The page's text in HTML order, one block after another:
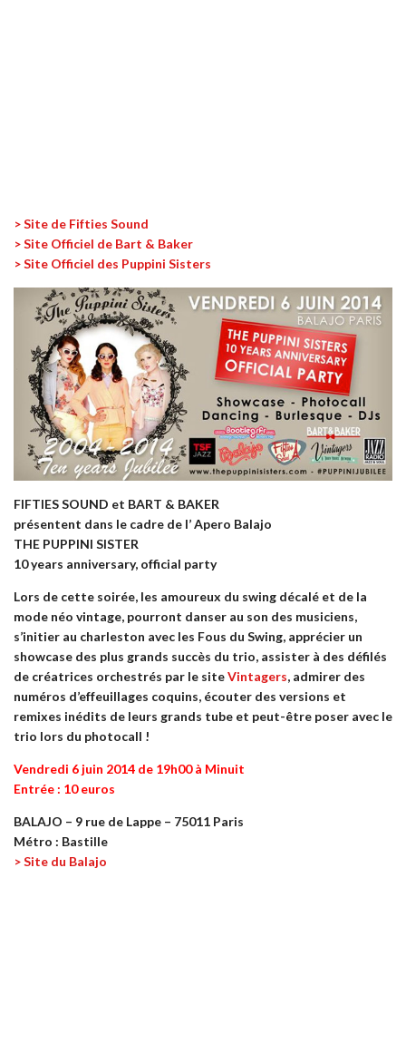
> Site de Fifties Sound
> Site Officiel de Bart & Baker
> Site Officiel des Puppini Sisters
FIFTIES SOUND et BART & BAKER
présentent dans le cadre de l’ Apero Balajo
THE PUPPINI SISTER
10 years anniversary, official party
Lors de cette soirée, les amoureux du swing décalé et de la
mode néo vintage, pourront danser au son des musiciens,
s’initier au charleston avec les Fous du Swing, apprécier un
showcase des plus grands succès du trio, assister à des défilés
de créatrices orchestrés par le siteVintagers, admirer des
numéros d’effeuillages coquins, écouter des versions et
remixes inédits de leurs grands tube et peut-être poser avec le
trio lors du photocall !
Vendredi 6 juin 2014 de 19h00 à Minuit
Entrée : 10 euros
BALAJO – 9 rue de Lappe – 75011 Paris
Métro : Bastille
> Site du Balajo